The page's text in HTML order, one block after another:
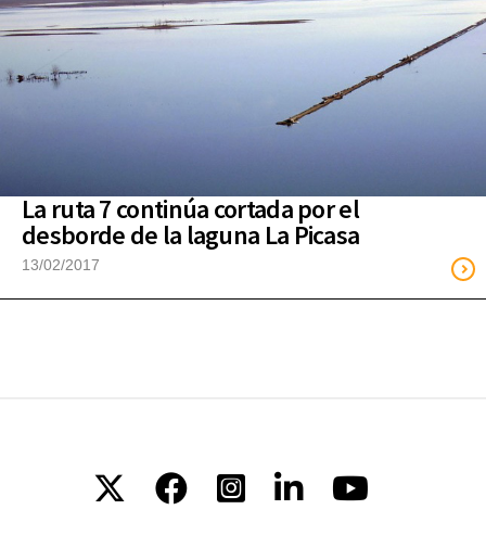
La ruta 7 continúa cortada por el
desborde de la laguna La Picasa
13/02/2017